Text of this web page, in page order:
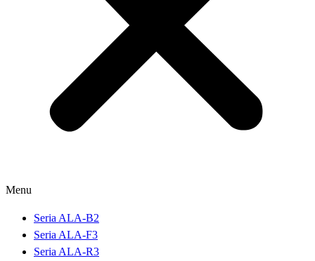
Menu
Seria ALA-B2
Seria ALA-F3
Seria ALA-R3